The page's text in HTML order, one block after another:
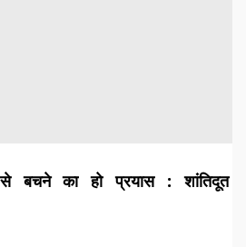
से बचने का हो प्रयास : शांतिदूत